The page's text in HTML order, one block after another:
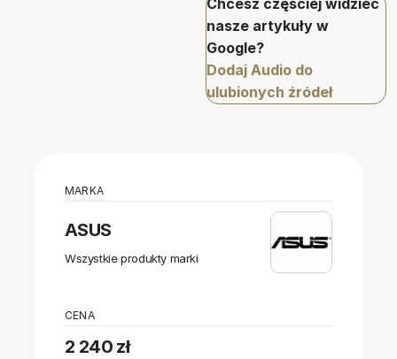
Chcesz częściej widzieć
nasze artykuły w
Google?
Dodaj Audio do
ulubionych źródeł
MARKA
ASUS
Wszystkie produkty marki
CENA
2 240 zł